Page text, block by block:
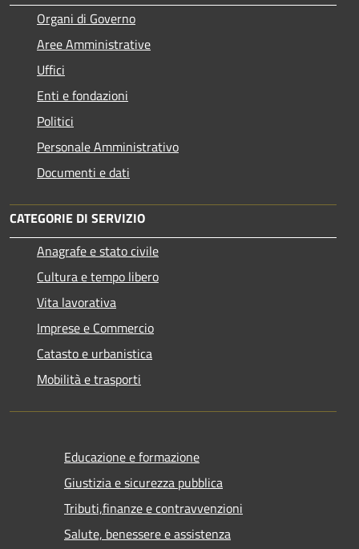
Organi di Governo
Aree Amministrative
Uffici
Enti e fondazioni
Politici
Personale Amministrativo
Documenti e dati
CATEGORIE DI SERVIZIO
Anagrafe e stato civile
Cultura e tempo libero
Vita lavorativa
Imprese e Commercio
Catasto e urbanistica
Mobilità e trasporti
Educazione e formazione
Giustizia e sicurezza pubblica
Tributi,finanze e contravvenzioni
Salute, benessere e assistenza